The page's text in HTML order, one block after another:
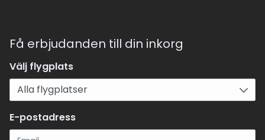
Få erbjudanden till din inkorg
Välj flygplats
E-postadress